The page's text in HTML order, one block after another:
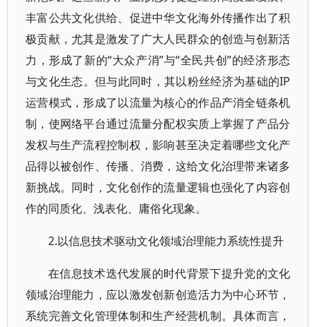
丰富公共文化供给、促进中华文化海外传播作出了积
极贡献，尤其是激发了广大人民群众的创造与创新活
力，形成了新的“大众产消”与“全民共创”的经济形态
与文化生态。但与此同时，其以粉丝经济为基础的IP
运营模式，形成了以流量为核心的作品产消全链条机
制，使网络平台通过流量分配权实质上掌握了产品分
发权与生产流程控制权，影响甚至决定着哪些文化产
品得以被创作、传播、消费，这给文化治理带来诸多
新挑战。同时，文化创作的流量逻辑也强化了内容创
作的同质化、浅表化、庸俗化现象。
2.以信息技术驱动文化领域治理能力系统性提升
在信息技术迭代发展的时代背景下提升党的文化
领域治理能力，应以激发创新创造活力为中心环节，
系统完善文化管理体制和生产经营机制。具体而言，